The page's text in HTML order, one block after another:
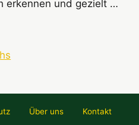
erkennen und gezielt …
Über uns Kontakt